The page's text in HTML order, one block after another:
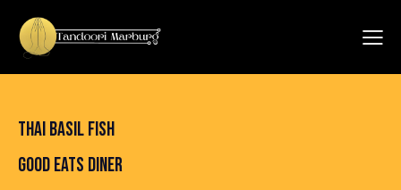
THAI BASIL FISH
GOOD EATS DINER